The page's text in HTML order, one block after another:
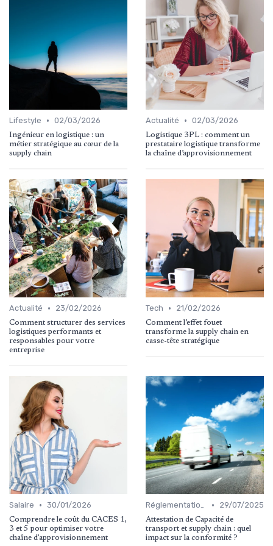
Lifestyle • 02/03/2026
Ingénieur en logistique : un
métier stratégique au cœur de la
supply chain
Actualité • 02/03/2026
Logistique 3PL : comment un
prestataire logistique transforme
la chaîne d’approvisionnement
Actualité • 23/02/2026
Comment structurer des services
logistiques performants et
responsables pour votre
entreprise
Tech • 21/02/2026
Comment l’effet fouet
transforme la supply chain en
casse-tête stratégique
Salaire • 30/01/2026
Comprendre le coût du CACES 1,
3 et 5 pour optimiser votre
chaîne d'approvisionnement
Réglementations Douanières • 29/07/2025
Attestation de Capacité de
transport et supply chain : quel
impact sur la conformité ?